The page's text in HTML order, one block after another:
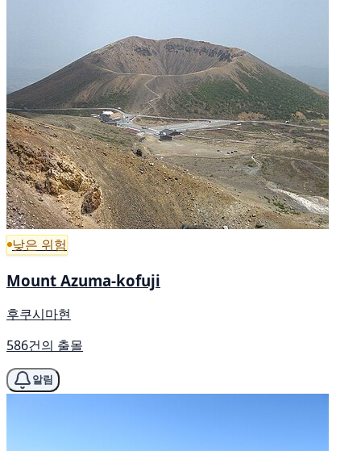
낮은 위험
Mount Azuma-kofuji
후쿠시마현
586건의 출몰
알림